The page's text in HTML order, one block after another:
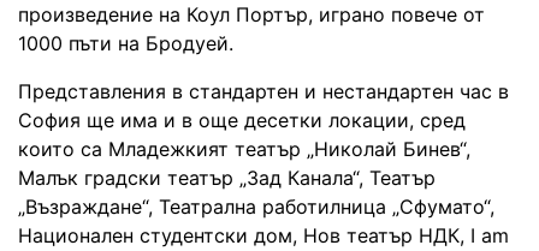
произведение на Коул Портър, играно повече от
1000 пъти на Бродуей.
Представления в стандартен и нестандартен час в
София ще има и в още десетки локации, сред
които са Младежкият театър „Николай Бинев“,
Малък градски театър „Зад Канала“, Театър
„Възраждане“, Театрална работилница „Сфумато“,
Национален студентски дом, Нов театър НДК, I am